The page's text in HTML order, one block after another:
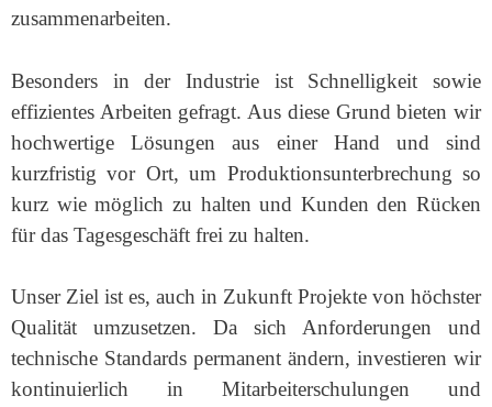
zusammenarbeiten.
Besonders in der Industrie ist Schnelligkeit sowie
effizientes Arbeiten gefragt. Aus diese Grund bieten wir
hochwertige Lösungen aus einer Hand und sind
kurzfristig vor Ort, um Produktionsunterbrechung so
kurz wie möglich zu halten und Kunden den Rücken
für das Tagesgeschäft frei zu halten.
Unser Ziel ist es, auch in Zukunft Projekte von höchster
Qualität umzusetzen. Da sich Anforderungen und
technische Standards permanent ändern, investieren wir
kontinuierlich in Mitarbeiterschulungen und